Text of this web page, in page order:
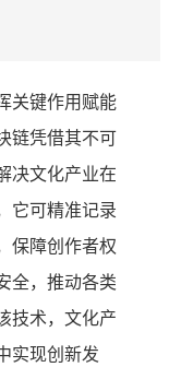
关键作用赋能
链凭借其不可
决文化产业在
它可精准记录
保障创作者权
全，推动各类
技术，文化产
实现创新发